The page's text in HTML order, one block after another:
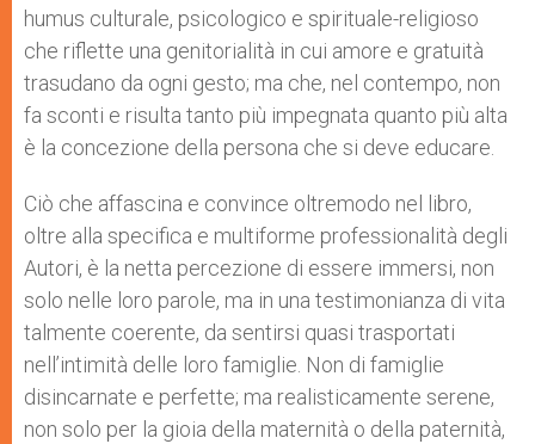
humus culturale, psicologico e spirituale-religioso
che riflette una genitorialità in cui amore e gratuità
trasudano da ogni gesto; ma che, nel contempo, non
fa sconti e risulta tanto più impegnata quanto più alta
è la concezione della persona che si deve educare.
Ciò che affascina e convince oltremodo nel libro,
oltre alla specifica e multiforme professionalità degli
Autori, è la netta percezione di essere immersi, non
solo nelle loro parole, ma in una testimonianza di vita
talmente coerente, da sentirsi quasi trasportati
nell’intimità delle loro famiglie. Non di famiglie
disincarnate e perfette; ma realisticamente serene,
non solo per la gioia della maternità o della paternità,